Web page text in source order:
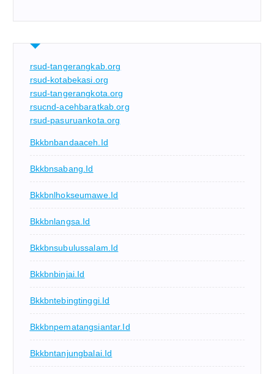
rsud-tangerangkab.org
rsud-kotabekasi.org
rsud-tangerangkota.org
rsucnd-acehbaratkab.org
rsud-pasuruankota.org
Bkkbnbandaaceh.id
Bkkbnsabang.id
Bkkbnlhokseumawe.id
Bkkbnlangsa.id
Bkkbnsubulussalam.id
Bkkbnbinjai.id
Bkkbntebingtinggi.id
Bkkbnpematangsiantar.id
Bkkbntanjungbalai.id